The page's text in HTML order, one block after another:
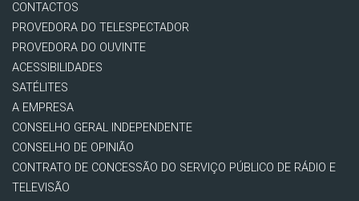
CONTACTOS
PROVEDORA DO TELESPECTADOR
PROVEDORA DO OUVINTE
ACESSIBILIDADES
SATÉLITES
A EMPRESA
CONSELHO GERAL INDEPENDENTE
CONSELHO DE OPINIÃO
CONTRATO DE CONCESSÃO DO SERVIÇO PÚBLICO DE RÁDIO E
TELEVISÃO